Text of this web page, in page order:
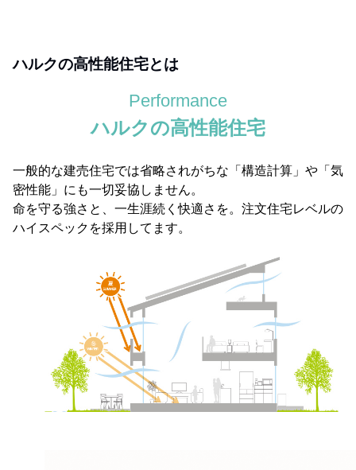
ハルクの高性能住宅とは
Performance
ハルクの高性能住宅
一般的な建売住宅では省略されがちな「構造計算」や「気
密性能」にも一切妥協しません。
命を守る強さと、一生涯続く快適さを。注文住宅レベルの
ハイスペックを採用してます。